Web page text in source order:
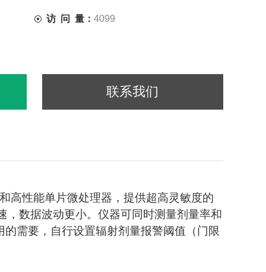
访 问 量： 4099
联系我们
高性能单片微处理器，提供超高灵敏度的
，数据波动更小。仪器可同时测量剂量率和
需要，自行设置辐射剂量报警阈值（门限